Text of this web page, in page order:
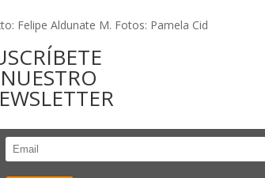
Felipe Aldunate M. Fotos: Pamela Cid